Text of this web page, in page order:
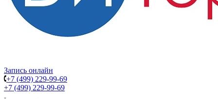
Запись онлайн
+7 (499) 229-99-69
+7 (499) 229-99-69